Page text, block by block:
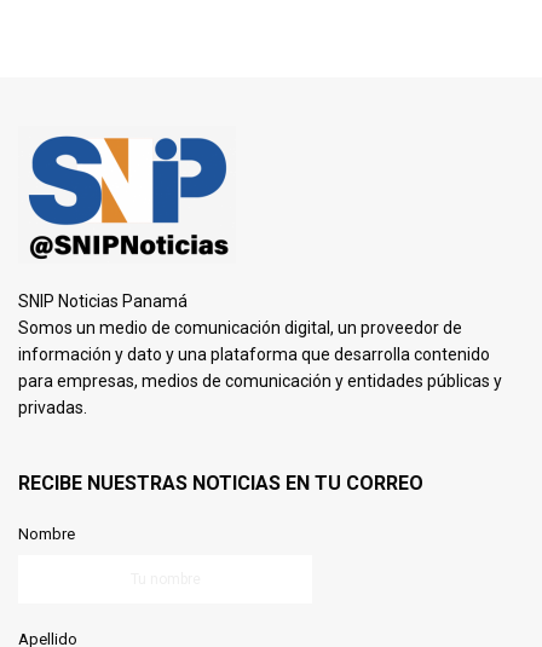
SNIP Noticias Panamá
Somos un medio de comunicación digital, un proveedor de
información y dato y una plataforma que desarrolla contenido
para empresas, medios de comunicación y entidades públicas y
privadas.
RECIBE NUESTRAS NOTICIAS EN TU CORREO
Nombre
Apellido